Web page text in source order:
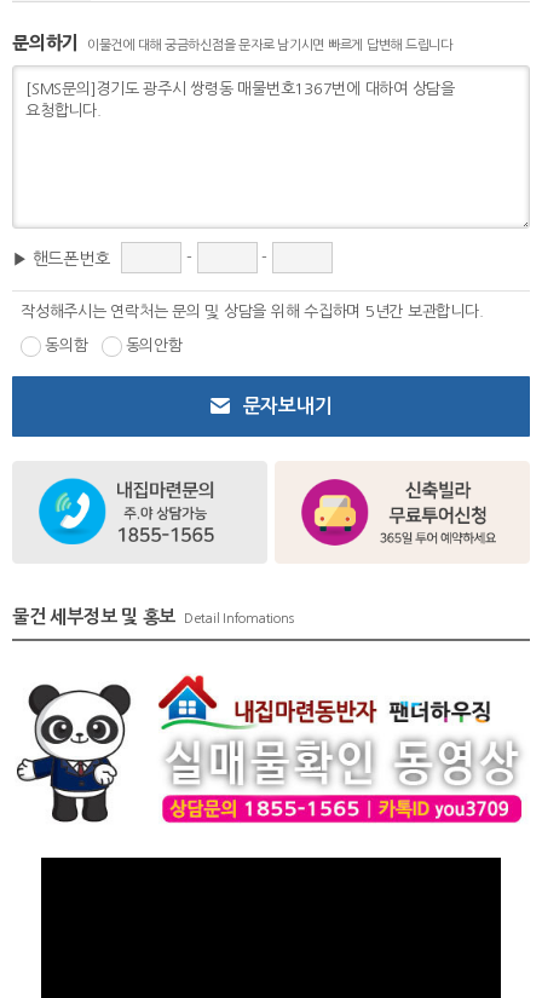
문의하기 이물건에 대해 궁금하신점을 문자로 남기시면 빠르게 답변해 드립니다
▶ 핸드폰번호 - -
작성해주시는 연락처는 문의 및 상담을 위해 수집하며 5년간 보관합니다.
동의함 동의안함
문자보내기
물건 세부정보 및 홍보 Detail Infomations